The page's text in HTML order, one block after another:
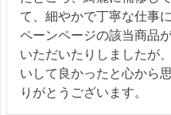
て、細やかで丁寧な仕事
ペーンページの該当商品
いただいたりしましたが
いして良かったと心から
りがとうございます。